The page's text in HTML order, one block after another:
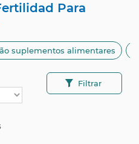
Para
suplementos alimentares
Filtrar